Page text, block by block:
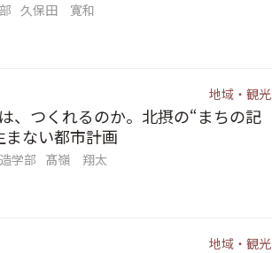
久保田 寛和
地域・観光
、つくれるのか。北摂の“まちの記
ない都市計画
学部 髙嶺 翔太
地域・観光